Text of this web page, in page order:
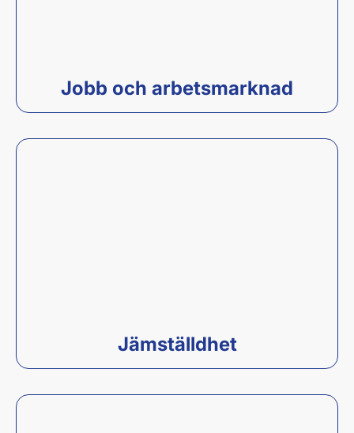
Jobb och arbetsmarknad
Jämställdhet